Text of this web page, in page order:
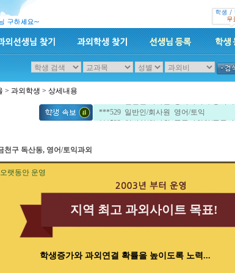
> 과외학생 > 상세내용
***529 일반인/회사원 영어/토익
***532 일반인/회사원 중국어회화/중국어
천구 독산동, 영어/토익과외
오랫동안 운영
지역 최고 과외사이트 목표!
학생증가와 과외연결 확률을 높이도록 노력...